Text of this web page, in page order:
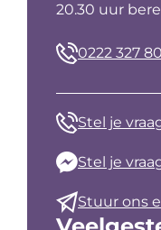
20.30 uur
0222 327
Stel je
Stel je
Stuur ons